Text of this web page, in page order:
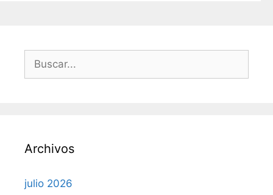
s
:
Archivos
julio 2026